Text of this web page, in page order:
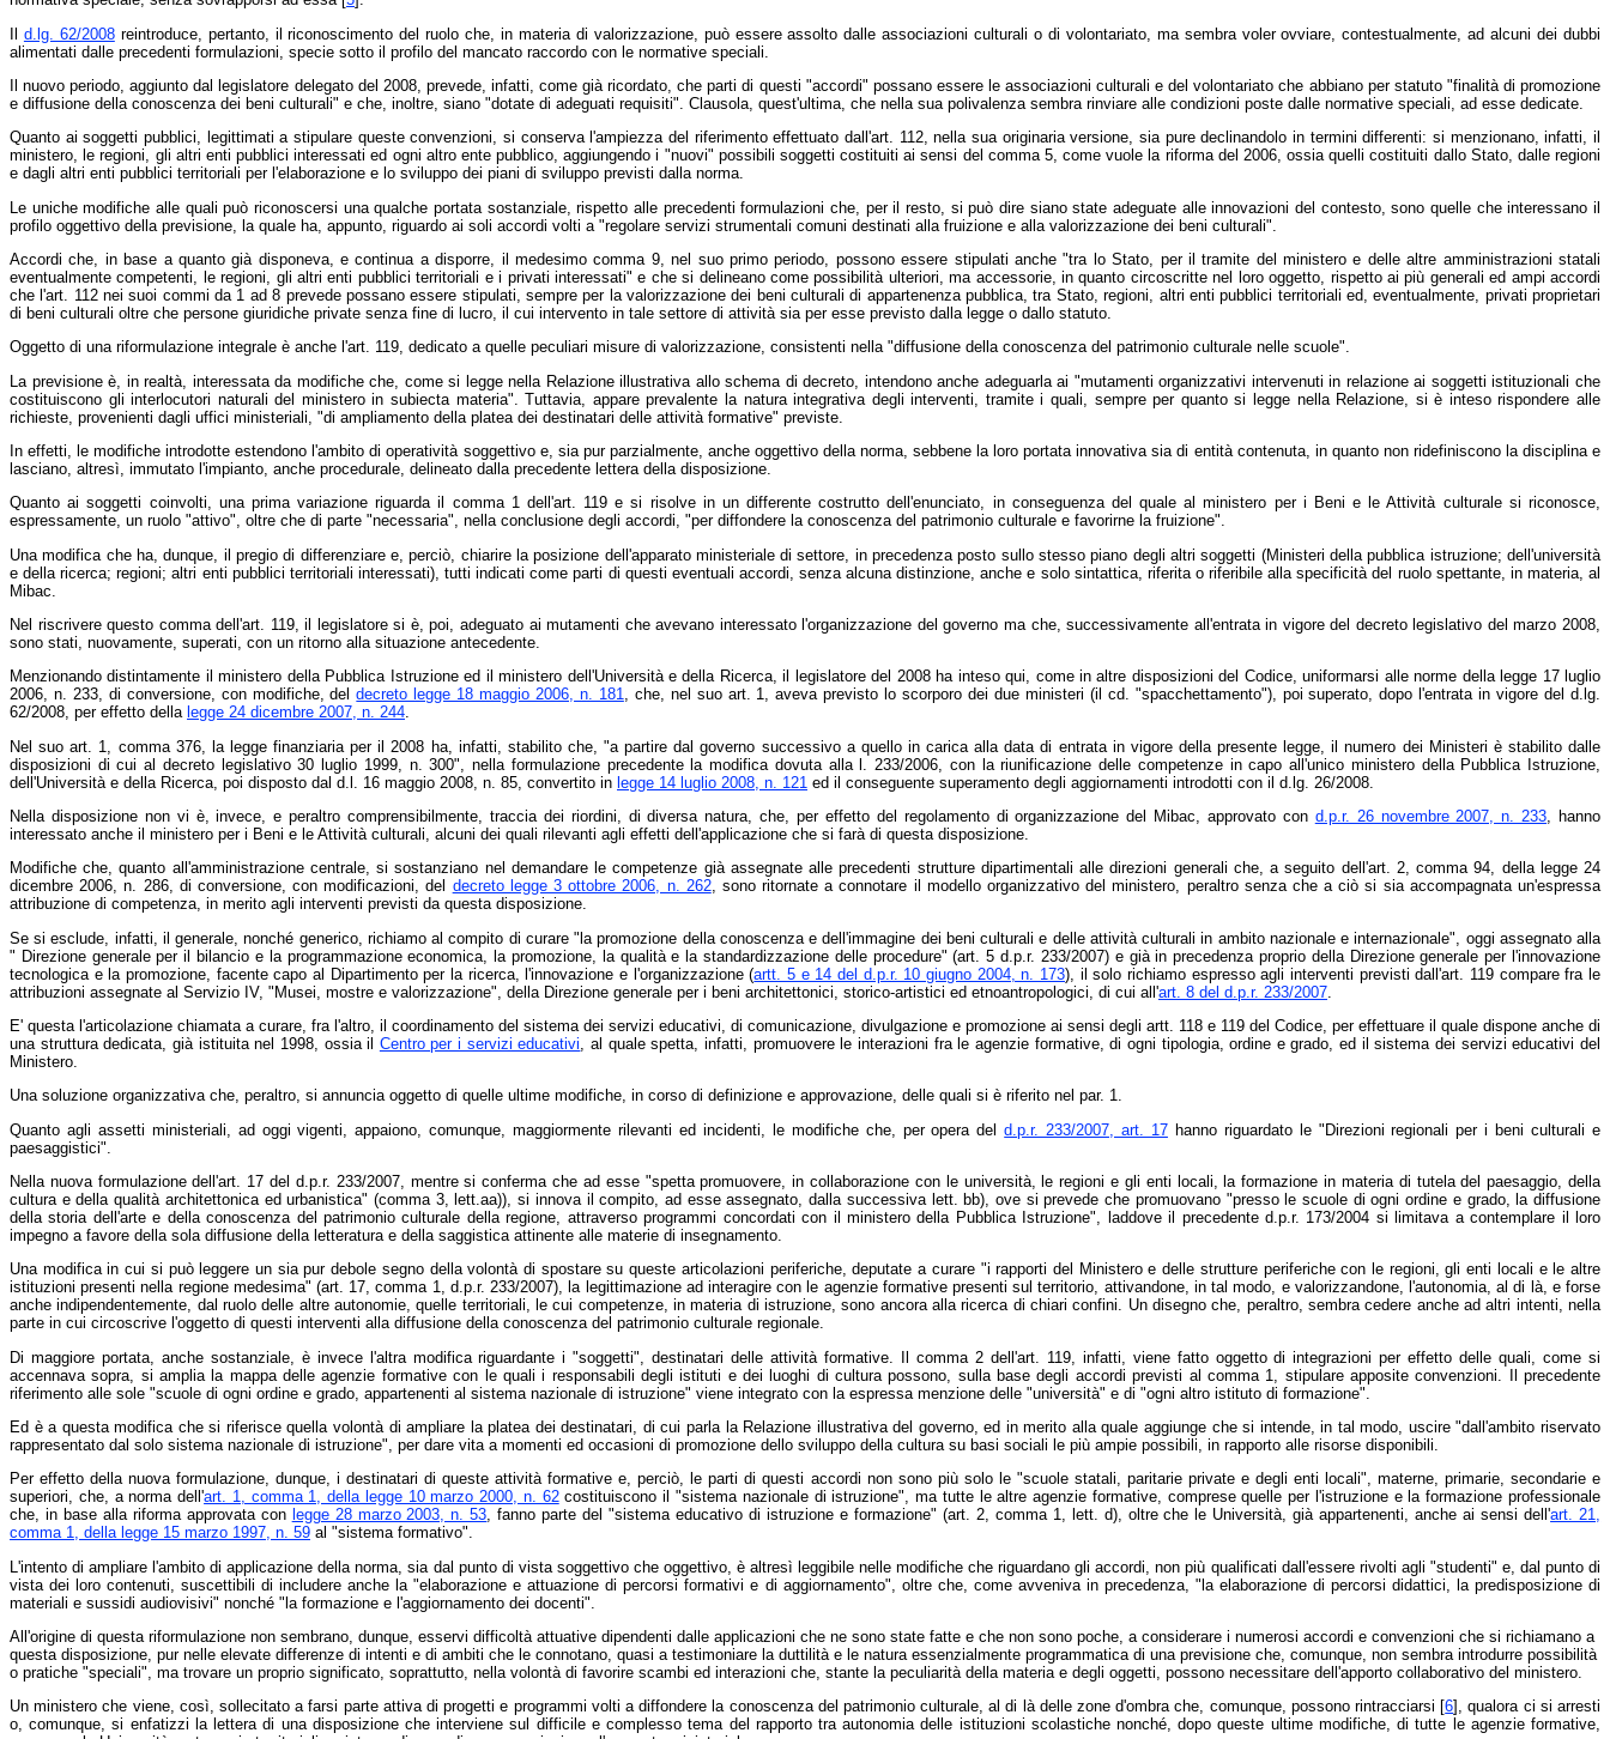
d.lg. 62/2008reintroduce, pertanto, il riconoscimento del ruolo che, in materia di valorizzazione, può essere assolto dalle associazioni culturali o di volontariato, ma sembra voler ovviare, contestualmente, ad alcuni dei dubbi
alimentati dalle precedenti formulazioni, specie sotto il profilo del mancato raccordo con le normative speciali.
Il nuovo periodo, aggiunto dal legislatore delegato del 2008, prevede, infatti, come già ricordato, che parti di questi "accordi" possano essere le associazioni culturali e del volontariato che abbiano per statuto "finalità di promozione
e diffusione della conoscenza dei beni culturali" e che, inoltre, siano "dotate di adeguati requisiti". Clausola, quest'ultima, che nella sua polivalenza sembra rinviare alle condizioni poste dalle normative speciali, ad esse dedicate.
Quanto ai soggetti pubblici, legittimati a stipulare queste convenzioni, si conserva l'ampiezza del riferimento effettuato dall'art. 112, nella sua originaria versione, sia pure declinandolo in termini differenti: si menzionano, infatti, il
ministero, le regioni, gli altri enti pubblici interessati ed ogni altro ente pubblico, aggiungendo i "nuovi" possibili soggetti costituiti ai sensi del comma 5, come vuole la riforma del 2006, ossia quelli costituiti dallo Stato, dalle regioni
e dagli altri enti pubblici territoriali per l'elaborazione e lo sviluppo dei piani di sviluppo previsti dalla norma.
Le uniche modifiche alle quali può riconoscersi una qualche portata sostanziale, rispetto alle precedenti formulazioni che, per il resto, si può dire siano state adeguate alle innovazioni del contesto, sono quelle che interessano il
profilo oggettivo della previsione, la quale ha, appunto, riguardo ai soli accordi volti a "regolare servizi strumentali comuni destinati alla fruizione e alla valorizzazione dei beni culturali".
Accordi che, in base a quanto già disponeva, e continua a disporre, il medesimo comma 9, nel suo primo periodo, possono essere stipulati anche "tra lo Stato, per il tramite del ministero e delle altre amministrazioni statali
eventualmente competenti, le regioni, gli altri enti pubblici territoriali e i privati interessati" e che si delineano come possibilità ulteriori, ma accessorie, in quanto circoscritte nel loro oggetto, rispetto ai più generali ed ampi accordi
che l'art. 112 nei suoi commi da 1 ad 8 prevede possano essere stipulati, sempre per la valorizzazione dei beni culturali di appartenenza pubblica, tra Stato, regioni, altri enti pubblici territoriali ed, eventualmente, privati proprietari
di beni culturali oltre che persone giuridiche private senza fine di lucro, il cui intervento in tale settore di attività sia per esse previsto dalla legge o dallo statuto.
Oggetto di una riformulazione integrale è anche l'art. 119, dedicato a quelle peculiari misure di valorizzazione, consistenti nella "diffusione della conoscenza del patrimonio culturale nelle scuole".
La previsione è, in realtà, interessata da modifiche che, come si legge nella Relazione illustrativa allo schema di decreto, intendono anche adeguarla ai "mutamenti organizzativi intervenuti in relazione ai soggetti istituzionali che
costituiscono gli interlocutori naturali del ministero in subiecta materia". Tuttavia, appare prevalente la natura integrativa degli interventi, tramite i quali, sempre per quanto si legge nella Relazione, si è inteso rispondere alle
richieste, provenienti dagli uffici ministeriali, "di ampliamento della platea dei destinatari delle attività formative" previste.
In effetti, le modifiche introdotte estendono l'ambito di operatività soggettivo e, sia pur parzialmente, anche oggettivo della norma, sebbene la loro portata innovativa sia di entità contenuta, in quanto non ridefiniscono la disciplina e
lasciano, altresì, immutato l'impianto, anche procedurale, delineato dalla precedente lettera della disposizione.
Quanto ai soggetti coinvolti, una prima variazione riguarda il comma 1 dell'art. 119 e si risolve in un differente costrutto dell'enunciato, in conseguenza del quale al ministero per i Beni e le Attività culturale si riconosce,
espressamente, un ruolo "attivo", oltre che di parte "necessaria", nella conclusione degli accordi, "per diffondere la conoscenza del patrimonio culturale e favorirne la fruizione".
Una modifica che ha, dunque, il pregio di differenziare e, perciò, chiarire la posizione dell'apparato ministeriale di settore, in precedenza posto sullo stesso piano degli altri soggetti (Ministeri della pubblica istruzione; dell'università
e della ricerca; regioni; altri enti pubblici territoriali interessati), tutti indicati come parti di questi eventuali accordi, senza alcuna distinzione, anche e solo sintattica, riferita o riferibile alla specificità del ruolo spettante, in materia, al
Mibac.
Nel riscrivere questo comma dell'art. 119, il legislatore si è, poi, adeguato ai mutamenti che avevano interessato l'organizzazione del governo ma che, successivamente all'entrata in vigore del decreto legislativo del marzo 2008,
sono stati, nuovamente, superati, con un ritorno alla situazione antecedente.
Menzionando distintamente il ministero della Pubblica Istruzione ed il ministero dell'Università e della Ricerca, il legislatore del 2008 ha inteso qui, come in altre disposizioni del Codice, uniformarsi alle norme della legge 17 luglio
2006, n. 233, di conversione, con modifiche, deldecreto legge 18 maggio 2006, n. 181, che, nel suo art. 1, aveva previsto lo scorporo dei due ministeri (il cd. "spacchettamento"), poi superato, dopo l'entrata in vigore del d.lg.
62/2008, per effetto della legge 24 dicembre 2007, n. 244.
Nel suo art. 1, comma 376, la legge finanziaria per il 2008 ha, infatti, stabilito che, "a partire dal governo successivo a quello in carica alla data di entrata in vigore della presente legge, il numero dei Ministeri è stabilito dalle
disposizioni di cui al decreto legislativo 30 luglio 1999, n. 300", nella formulazione precedente la modifica dovuta alla l. 233/2006, con la riunificazione delle competenze in capo all'unico ministero della Pubblica Istruzione,
dell'Università e della Ricerca, poi disposto dal d.l. 16 maggio 2008, n. 85, convertito in legge 14 luglio 2008, n. 121 ed il conseguente superamento degli aggiornamenti introdotti con il d.lg. 26/2008.
Nella disposizione non vi è, invece, e peraltro comprensibilmente, traccia dei riordini, di diversa natura, che, per effetto del regolamento di organizzazione del Mibac, approvato con d.p.r. 26 novembre 2007, n. 233, hanno
interessato anche il ministero per i Beni e le Attività culturali, alcuni dei quali rilevanti agli effetti dell'applicazione che si farà di questa disposizione.
Modifiche che, quanto all'amministrazione centrale, si sostanziano nel demandare le competenze già assegnate alle precedenti strutture dipartimentali alle direzioni generali che, a seguito dell'art. 2, comma 94, della legge 24
dicembre 2006, n. 286, di conversione, con modificazioni, del decreto legge 3 ottobre 2006, n. 262, sono ritornate a connotare il modello organizzativo del ministero, peraltro senza che a ciò si sia accompagnata un'espressa
attribuzione di competenza, in merito agli interventi previsti da questa disposizione.
Se si esclude, infatti, il generale, nonché generico, richiamo al compito di curare "la promozione della conoscenza e dell'immagine dei beni culturali e delle attività culturali in ambito nazionale e internazionale", oggi assegnato alla
" Direzione generale per il bilancio e la programmazione economica, la promozione, la qualità e la standardizzazione delle procedure" (art. 5 d.p.r. 233/2007) e già in precedenza proprio della Direzione generale per l'innovazione
tecnologica e la promozione, facente capo al Dipartimento per la ricerca, l'innovazione e l'organizzazione (artt. 5 e 14 del d.p.r. 10 giugno 2004, n. 173), il solo richiamo espresso agli interventi previsti dall'art. 119 compare fra le
attribuzioni assegnate al Servizio IV, "Musei, mostre e valorizzazione", della Direzione generale per i beni architettonici, storico-artistici ed etnoantropologici, di cui all'art. 8 del d.p.r. 233/2007
E' questa l'articolazione chiamata a curare, fra l'altro, il coordinamento del sistema dei servizi educativi, di comunicazione, divulgazione e promozione ai sensi degli artt. 118 e 119 del Codice, per effettuare il quale dispone anche di
una struttura dedicata, già istituita nel 1998, ossia il Centro per i servizi educativi, al quale spetta, infatti, promuovere le interazioni fra le agenzie formative, di ogni tipologia, ordine e grado, ed il sistema dei servizi educativi del
Ministero.
Una soluzione organizzativa che, peraltro, si annuncia oggetto di quelle ultime modifiche, in corso di definizione e approvazione, delle quali si è riferito nel par. 1.
Quanto agli assetti ministeriali, ad oggi vigenti, appaiono, comunque, maggiormente rilevanti ed incidenti, le modifiche che, per opera deld.p.r. 233/2007, art. 17hanno riguardato le "Direzioni regionali per i beni culturali e
paesaggistici".
Nella nuova formulazione dell'art. 17 del d.p.r. 233/2007, mentre si conferma che ad esse "spetta promuovere, in collaborazione con le università, le regioni e gli enti locali, la formazione in materia di tutela del paesaggio, della
cultura e della qualità architettonica ed urbanistica" (comma 3, lett.aa)), si innova il compito, ad esse assegnato, dalla successiva lett. bb), ove si prevede che promuovano "presso le scuole di ogni ordine e grado, la diffusione
della storia dell'arte e della conoscenza del patrimonio culturale della regione, attraverso programmi concordati con il ministero della Pubblica Istruzione", laddove il precedente d.p.r. 173/2004 si limitava a contemplare il loro
impegno a favore della sola diffusione della letteratura e della saggistica attinente alle materie di insegnamento.
Una modifica in cui si può leggere un sia pur debole segno della volontà di spostare su queste articolazioni periferiche, deputate a curare "i rapporti del Ministero e delle strutture periferiche con le regioni, gli enti locali e le altre
istituzioni presenti nella regione medesima" (art. 17, comma 1, d.p.r. 233/2007), la legittimazione ad interagire con le agenzie formative presenti sul territorio, attivandone, in tal modo, e valorizzandone, l'autonomia, al di là, e forse
anche indipendentemente, dal ruolo delle altre autonomie, quelle territoriali, le cui competenze, in materia di istruzione, sono ancora alla ricerca di chiari confini. Un disegno che, peraltro, sembra cedere anche ad altri intenti, nella
parte in cui circoscrive l'oggetto di questi interventi alla diffusione della conoscenza del patrimonio culturale regionale.
Di maggiore portata, anche sostanziale, è invece l'altra modifica riguardante i "soggetti", destinatari delle attività formative. Il comma 2 dell'art. 119, infatti, viene fatto oggetto di integrazioni per effetto delle quali, come si
accennava sopra, si amplia la mappa delle agenzie formative con le quali i responsabili degli istituti e dei luoghi di cultura possono, sulla base degli accordi previsti al comma 1, stipulare apposite convenzioni. Il precedente
riferimento alle sole "scuole di ogni ordine e grado, appartenenti al sistema nazionale di istruzione" viene integrato con la espressa menzione delle "università" e di "ogni altro istituto di formazione".
Ed è a questa modifica che si riferisce quella volontà di ampliare la platea dei destinatari, di cui parla la Relazione illustrativa del governo, ed in merito alla quale aggiunge che si intende, in tal modo, uscire "dall'ambito riservato
rappresentato dal solo sistema nazionale di istruzione", per dare vita a momenti ed occasioni di promozione dello sviluppo della cultura su basi sociali le più ampie possibili, in rapporto alle risorse disponibili.
Per effetto della nuova formulazione, dunque, i destinatari di queste attività formative e, perciò, le parti di questi accordi non sono più solo le "scuole statali, paritarie private e degli enti locali", materne, primarie, secondarie e
superiori, che, a norma dell'art. 1, comma 1, della legge 10 marzo 2000, n. 62costituiscono il "sistema nazionale di istruzione", ma tutte le altre agenzie formative, comprese quelle per l'istruzione e la formazione professionale
che, in base alla riforma approvata con legge 28 marzo 2003, n. 53, fanno parte del "sistema educativo di istruzione e formazione" (art. 2, comma 1, lett. d), oltre che le Università, già appartenenti, anche ai sensi dell'art. 21,
comma 1, della legge 15 marzo 1997, n. 59 al "sistema formativo".
L'intento di ampliare l'ambito di applicazione della norma, sia dal punto di vista soggettivo che oggettivo, è altresì leggibile nelle modifiche che riguardano gli accordi, non più qualificati dall'essere rivolti agli "studenti" e, dal punto di
vista dei loro contenuti, suscettibili di includere anche la "elaborazione e attuazione di percorsi formativi e di aggiornamento", oltre che, come avveniva in precedenza, "la elaborazione di percorsi didattici, la predisposizione di
materiali e sussidi audiovisivi" nonché "la formazione e l'aggiornamento dei docenti".
All'origine di questa riformulazione non sembrano, dunque, esservi difficoltà attuative dipendenti dalle applicazioni che ne sono state fatte e che non sono poche, a considerare i numerosi accordi e convenzioni che si richiamano a
questa disposizione, pur nelle elevate differenze di intenti e di ambiti che le connotano, quasi a testimoniare la duttilità e le natura essenzialmente programmatica di una previsione che, comunque, non sembra introdurre possibilità
o pratiche "speciali", ma trovare un proprio significato, soprattutto, nella volontà di favorire scambi ed interazioni che, stante la peculiarità della materia e degli oggetti, possono necessitare dell'apporto collaborativo del ministero.
Un ministero che viene, così, sollecitato a farsi parte attiva di progetti e programmi volti a diffondere la conoscenza del patrimonio culturale, al di là delle zone d'ombra che, comunque, possono rintracciarsi [6], qualora ci si arresti
o, comunque, si enfatizzi la lettera di una disposizione che interviene sul difficile e complesso tema del rapporto tra autonomia delle istituzioni scolastiche nonché, dopo queste ultime modifiche, di tutte le agenzie formative,